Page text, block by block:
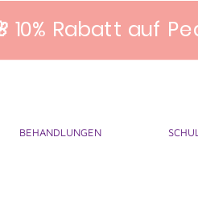
Rabatt auf
BEHANDLUNGEN